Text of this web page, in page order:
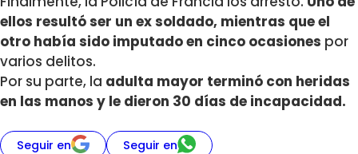
ellos resultó ser un ex soldado, mientras que el
otro había sido imputado en cinco ocasiones por
varios delitos.
Por su parte, la adulta mayor terminó con heridas
en las manos y le dieron 30 días de incapacidad.
Seguir en Seguir en